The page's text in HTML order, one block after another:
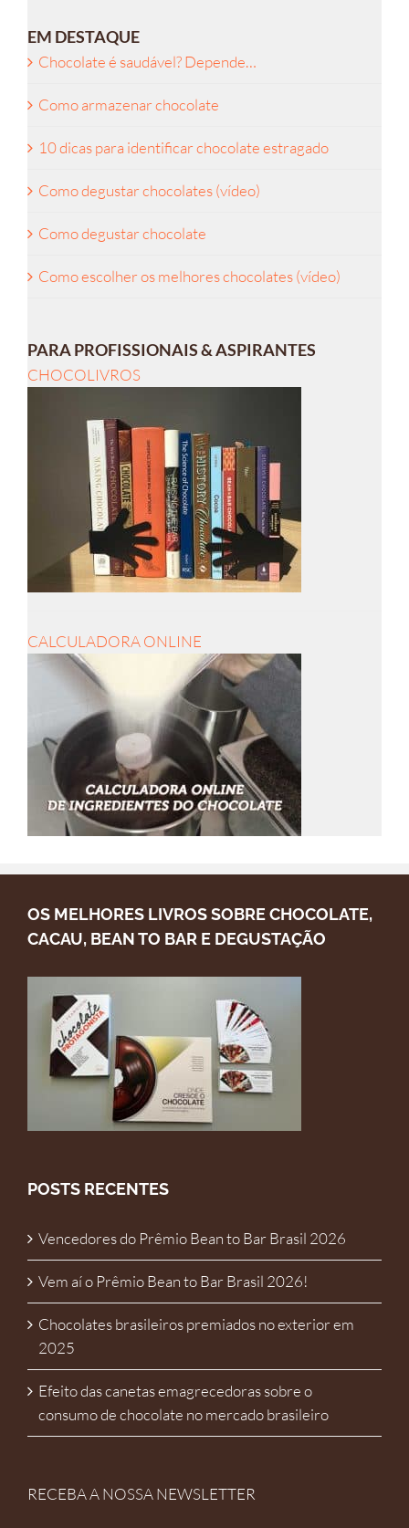
EM DESTAQUE
Chocolate é saudável? Depende…
Como armazenar chocolate
10 dicas para identificar chocolate estragado
Como degustar chocolates (vídeo)
Como degustar chocolate
Como escolher os melhores chocolates (vídeo)
PARA PROFISSIONAIS & ASPIRANTES
CHOCOLIVROS
CALCULADORA ONLINE
OS MELHORES LIVROS SOBRE CHOCOLATE,
CACAU, BEAN TO BAR E DEGUSTAÇÃO
POSTS RECENTES
Vencedores do Prêmio Bean to Bar Brasil 2026
Vem aí o Prêmio Bean to Bar Brasil 2026!
Chocolates brasileiros premiados no exterior em
2025
Efeito das canetas emagrecedoras sobre o
consumo de chocolate no mercado brasileiro
RECEBA A NOSSA NEWSLETTER